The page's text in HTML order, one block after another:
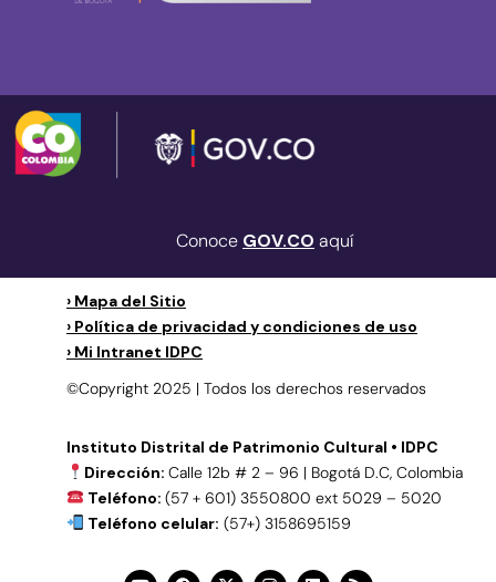
Conoce GOV.CO aquí
› Mapa del Sitio
› Política de privacidad y condiciones de uso
› Mi Intranet IDPC
©Copyright 2025 | Todos los derechos reservados
Instituto Distrital de Patrimonio Cultural • IDPC
Dirección: Calle 12b # 2 – 96 | Bogotá D.C, Colombia
Teléfono: (57 + 601) 3550800 ext 5029 – 5020
Teléfono celular: (57+) 3158695159